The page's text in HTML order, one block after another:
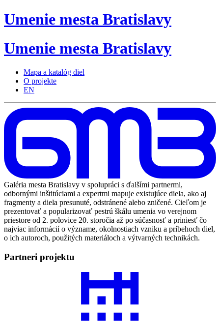
Umenie mesta Bratislavy
Umenie mesta Bratislavy
Mapa a katalóg diel
O projekte
EN
Galéria mesta Bratislavy v spolupráci s ďalšími partnermi,
odbornými inštitúciami a expertmi mapuje existujúce diela, ako aj
fragmenty a diela presunuté, odstránené alebo zničené. Cieľom je
prezentovať a popularizovať pestrú škálu umenia vo verejnom
priestore od 2. polovice 20. storočia až po súčasnosť a priniesť čo
najviac informácií o význame, okolnostiach vzniku a príbehoch diel,
o ich autoroch, použitých materiáloch a výtvarných technikách.
Partneri projektu